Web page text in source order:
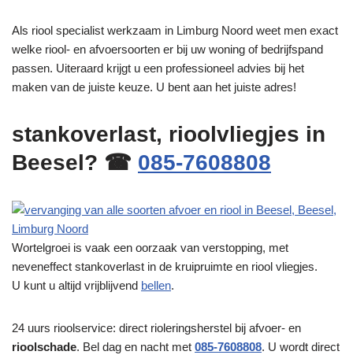
Als riool specialist werkzaam in Limburg Noord weet men exact
welke riool- en afvoersoorten er bij uw woning of bedrijfspand
passen. Uiteraard krijgt u een professioneel advies bij het
maken van de juiste keuze. U bent aan het juiste adres!
stankoverlast, rioolvliegjes in
Beesel? ☎ 085-7608808
Wortelgroei is vaak een oorzaak van verstopping, met
neveneffect stankoverlast in de kruipruimte en riool vliegjes.
U kunt u altijd vrijblijvend bellen.
24 uurs rioolservice: direct rioleringsherstel bij afvoer- en
rioolschade. Bel dag en nacht met 085-7608808. U wordt direct